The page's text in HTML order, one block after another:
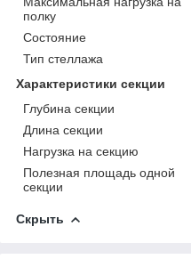
полку
Состояние
Тип стеллажа
Характеристики секции
Глубина секции
Длина секции
Нагрузка на секцию
Полезная площадь одной
секции
Скрыть